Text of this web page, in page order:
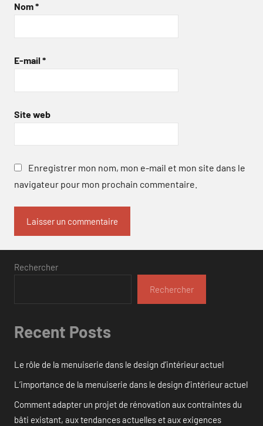
Nom*
E-mail *
Site web
Enregistrer mon nom, mon e-mail et mon site dans le
navigateur pour mon prochain commentaire.
Rechercher
Rechercher
Recent Posts
Le rôle de la menuiserie dans le design d’intérieur actuel
L’importance de la menuiserie dans le design d’intérieur actuel
Comment adapter un projet de rénovation aux contraintes du
bâti existant, aux tendances actuelles et aux exigences